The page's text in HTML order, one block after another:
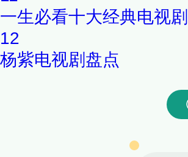
一生必看十大经典电视剧
12
杨紫电视剧盘点